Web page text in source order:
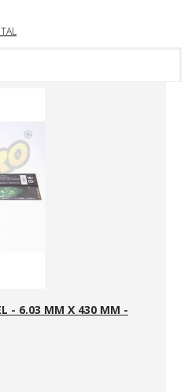
- 6.03 MM X 430 MM -